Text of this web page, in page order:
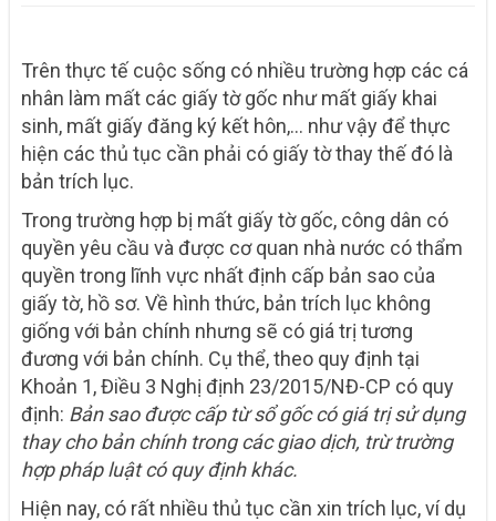
Trên thực tế cuộc sống có nhiều trường hợp các cá
nhân làm mất các giấy tờ gốc như mất giấy khai
sinh, mất giấy đăng ký kết hôn,… như vậy để thực
hiện các thủ tục cần phải có giấy tờ thay thế đó là
bản trích lục.
Trong trường hợp bị mất giấy tờ gốc, công dân có
quyền yêu cầu và được cơ quan nhà nước có thẩm
quyền trong lĩnh vực nhất định cấp bản sao của
giấy tờ, hồ sơ. Về hình thức, bản trích lục không
giống với bản chính nhưng sẽ có giá trị tương
đương với bản chính. Cụ thể, theo quy định tại
Khoản 1, Điều 3 Nghị định 23/2015/NĐ-CP có quy
định: Bản sao được cấp từ sổ gốc có giá trị sử dụng
thay cho bản chính trong các giao dịch, trừ trường
hợp pháp luật có quy định khác.
Hiện nay, có rất nhiều thủ tục cần xin trích lục, ví dụ